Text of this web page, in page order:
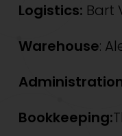
Logistics: Bart
Warehouse:
Bookkeeping: